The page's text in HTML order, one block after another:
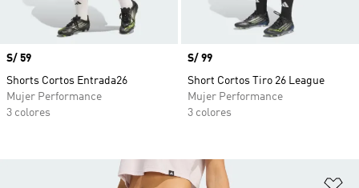
Precio
S/ 59
Shorts Cortos Entrada26
Mujer Performance
3 colores
Precio
S/ 99
Short Cortos Tiro 26 League
Mujer Performance
3 colores